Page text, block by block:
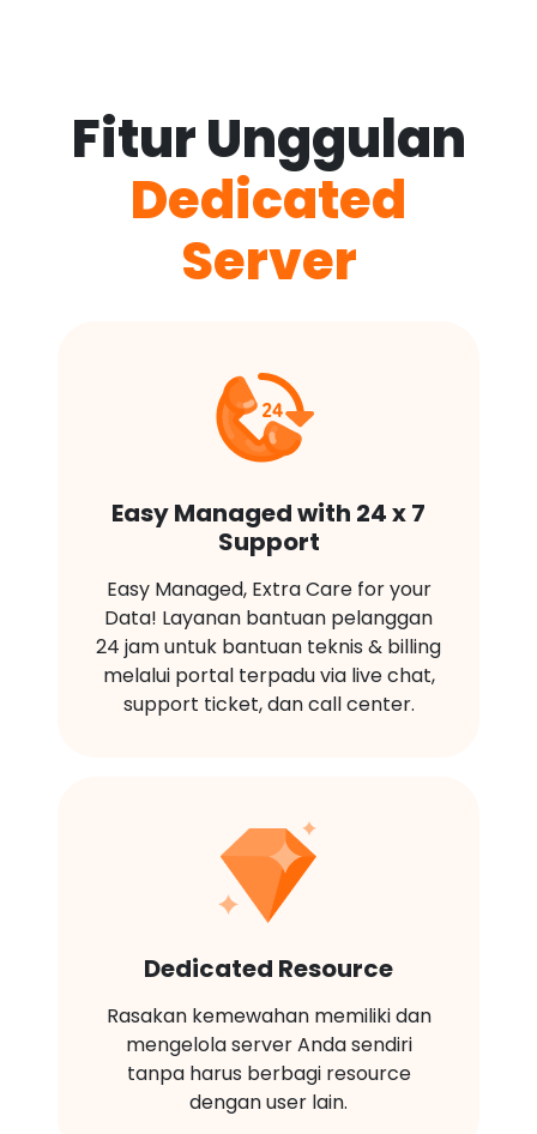
Fitur Unggulan
Dedicated
Server
Easy Managed with 24 x 7
Support
Easy Managed, Extra Care for your
Data! Layanan bantuan pelanggan
24 jam untuk bantuan teknis & billing
melalui portal terpadu via live chat,
support ticket, dan call center.
Dedicated Resource
Rasakan kemewahan memiliki dan
mengelola server Anda sendiri
tanpa harus berbagi resource
dengan user lain.